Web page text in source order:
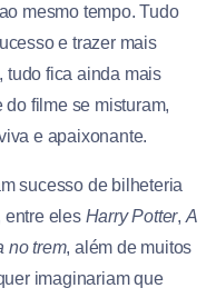
mesmo tempo. Tudo
e trazer mais
tudo fica ainda mais
filme se misturam,
e apaixonante.
sucesso de bilheteria
entre eles Harry Potter, A
no trem, além de muitos
imaginariam que